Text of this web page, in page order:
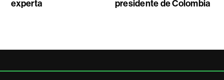
experta
presidente de Colombia